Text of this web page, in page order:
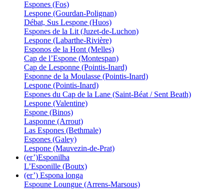
Espones (Fos)
Lespone (Gourdan-Polignan)
Débat, Sus Lespone (Huos)
Espones de la Lit (Juzet-de-Luchon)
Lespone (Labarthe-Rivière)
Esponos de la Hont (Melles)
Cap de l’Espone (Montespan)
Cap de Lesponne (Pointis-Inard)
Esponne de la Moulasse (Pointis-Inard)
Lespone (Pointis-Inard)
Espones du Cap de la Lane (Saint-Béat / Sent Beath)
Lespone (Valentine)
Espone (Binos)
Lasponne (Arrout)
Las Espones (Bethmale)
Espones (Galey)
Lespone (Mauvezin-de-Prat)
(er’)Esponilha
L’Esponille (Boutx)
(er’) Espona longa
Espoune Loungue (Arrens-Marsous)